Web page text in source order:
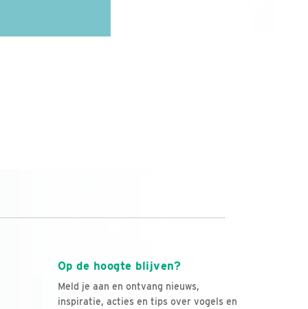
Op de hoogte blijven?
Meld je aan en ontvang nieuws,
inspiratie, acties en tips over vogels en